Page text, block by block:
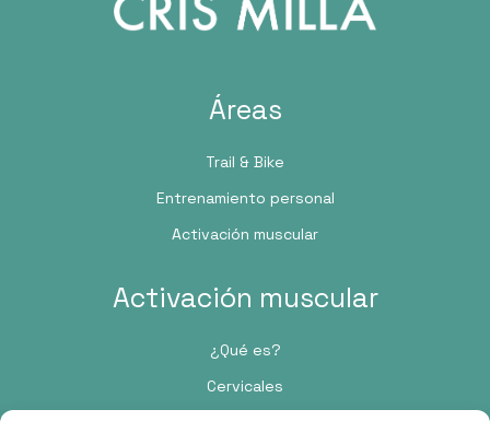
Áreas
Trail & Bike
Entrenamiento personal
Activación muscular
Activación muscular
¿Qué es?
Cervicales